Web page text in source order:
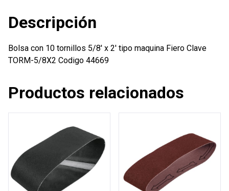
cantidad
Descripción
Bolsa con 10 tornillos 5/8′ x 2′ tipo maquina Fiero Clave
TORM-5/8X2 Codigo 44669
Productos relacionados